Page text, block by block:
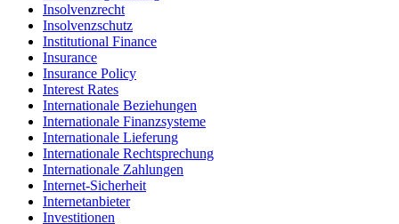
Insolvenzrecht
Insolvenzschutz
Institutional Finance
Insurance
Insurance Policy
Interest Rates
Internationale Beziehungen
Internationale Finanzsysteme
Internationale Lieferung
Internationale Rechtsprechung
Internationale Zahlungen
Internet-Sicherheit
Internetanbieter
Investitionen